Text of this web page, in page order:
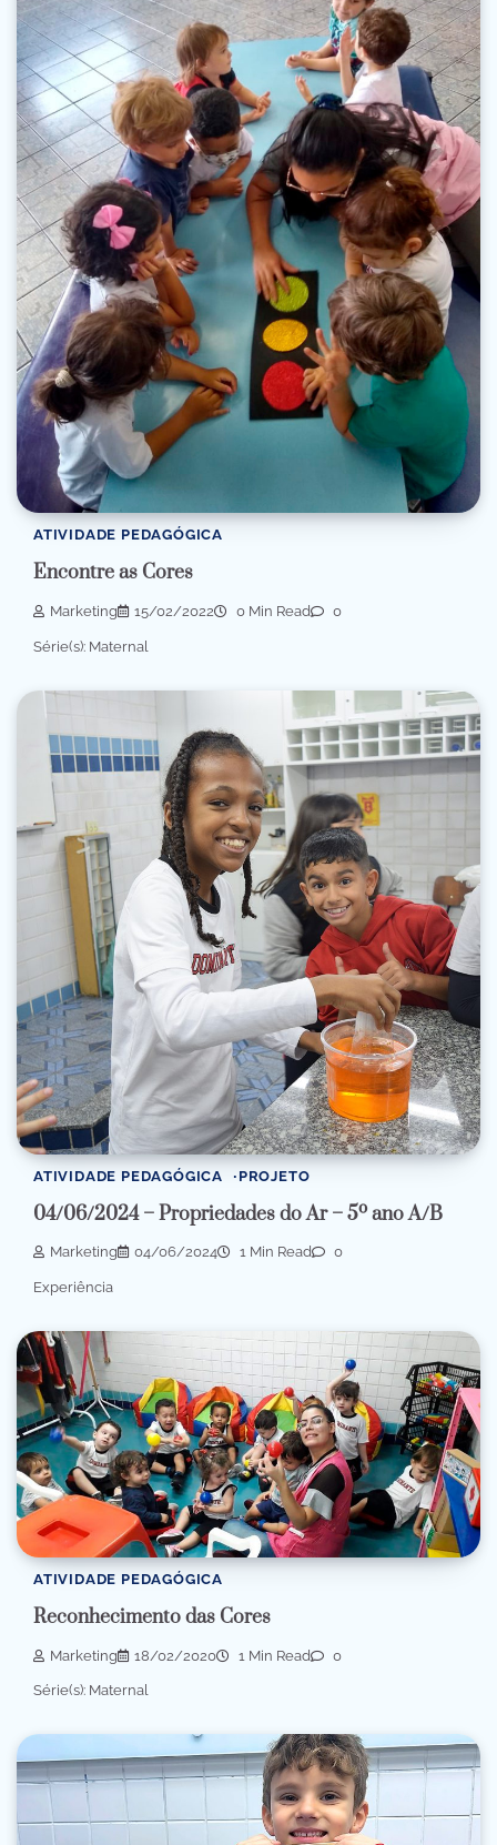
ATIVIDADE PEDAGÓGICA
Encontre as Cores
Marketing 15/02/2022 0 Min Read 0
Série(s): Maternal
ATIVIDADE PEDAGÓGICA PROJETO
04/06/2024 – Propriedades do Ar – 5º ano A/B
Marketing 04/06/2024 1 Min Read 0
Experiência
ATIVIDADE PEDAGÓGICA
Reconhecimento das Cores
Marketing 18/02/2020 1 Min Read 0
Série(s): Maternal